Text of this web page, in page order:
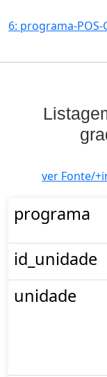
ver Fonte/
programa
id_unidade
unidade